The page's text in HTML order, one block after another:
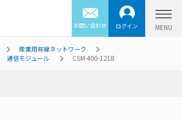
お問い合わせ ログイン
産業用有線ネットワーク
通信モジュール CSM-400-1218